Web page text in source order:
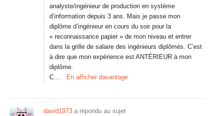
analyste/ingénieur de production en système
d’information depuis 3 ans. Mais je passe mon
diplôme d’ingénieur en cours du soir pour la
« reconnaissance papier » de mon niveau et entrer
dans la grille de salaire des ingénieurs diplômés. C’est
à dire que mon expérience est ANTÉRIEUR à mon
diplôme.
C…
En afficher davantage
david1973 a répondu au sujet